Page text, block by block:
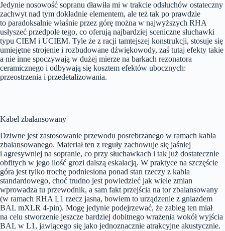
Jedynie nosowość sopranu dławiła mi w trakcie odsłuchów ostateczny
zachwyt nad tym dokładnie elementem, ale też tak po prawdzie
to paradoksalnie właśnie przez górę można w najwyższych RHA
usłyszeć przedpole tego, co oferują najbardziej sceniczne słuchawki
typu CIEM i UCIEM. Tyle że z racji tamtejszej konstrukcji, stosuje się
umiejętne strojenie i rozbudowane dźwiękowody, zaś tutaj efekty takie
a nie inne spoczywają w dużej mierze na barkach rezonatora
ceramicznego i odbywają się kosztem efektów ubocznych:
przeostrzenia i przedetalizowania.
Kabel zbalansowany
Dziwne jest zastosowanie przewodu posrebrzanego w ramach kabla
zbalansowanego. Materiał ten z reguły zachowuje się jaśniej
i agresywniej na sopranie, co przy słuchawkach i tak już dostatecznie
obfitych w jego ilość grozi dalszą eskalacją. W praktyce na szczęście
góra jest tylko trochę podniesiona ponad stan rzeczy z kabla
standardowego, choć trudno jest powiedzieć jak wiele zmian
wprowadza tu przewodnik, a sam fakt przejścia na tor zbalansowany
(w ramach RHA L1 rzecz jasna, bowiem to urządzenie z gniazdem
BAL mXLR 4-pin). Mogę jedynie podejrzewać, że zabieg ten miał
na celu stworzenie jeszcze bardziej dobitnego wrażenia wokół wyjścia
BAL w L1, jawiącego się jako jednoznacznie atrakcyjne akustycznie.